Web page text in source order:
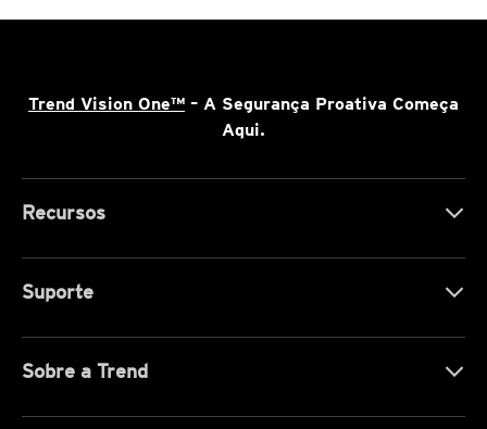
Trend Vision One™ – A Segurança Proativa Começa
Aqui.
Recursos
Suporte
Sobre a Trend